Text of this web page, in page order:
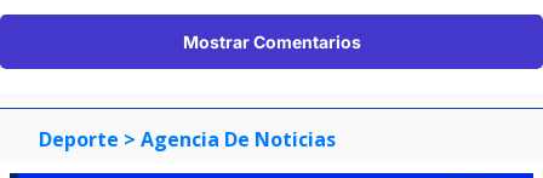
Mostrar Comentarios
Deporte > Agencia De Noticias